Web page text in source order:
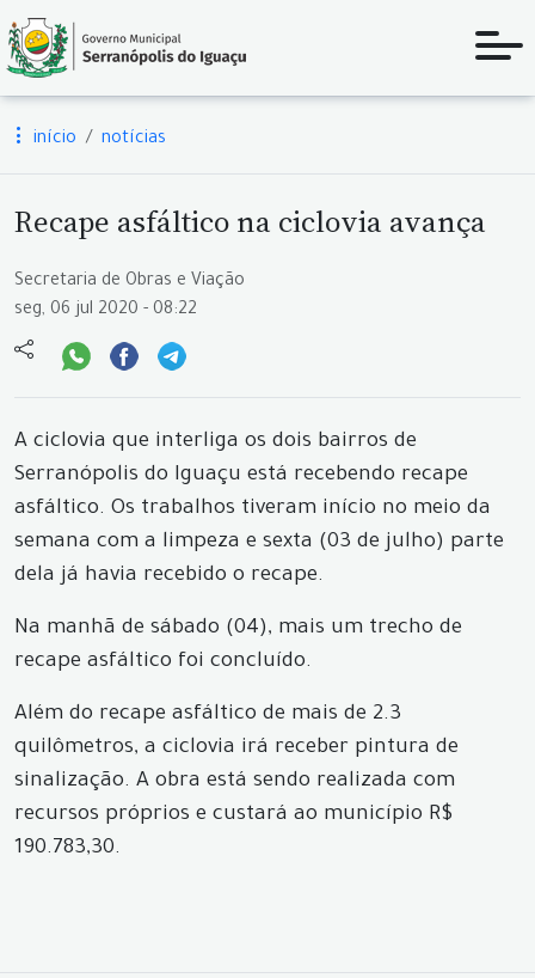
início notícias
Recape asfáltico na ciclovia avança
Secretaria de Obras e Viação
seg, 06 jul 2020 - 08:22
A ciclovia que interliga os dois bairros de
Serranópolis do Iguaçu está recebendo recape
asfáltico. Os trabalhos tiveram início no meio da
semana com a limpeza e sexta (03 de julho) parte
dela já havia recebido o recape.
Na manhã de sábado (04), mais um trecho de
recape asfáltico foi concluído.
Além do recape asfáltico de mais de 2.3
quilômetros, a ciclovia irá receber pintura de
sinalização. A obra está sendo realizada com
recursos próprios e custará ao município R$
190.783,30.